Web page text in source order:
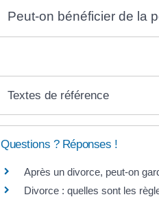
Peut-on bénéficier de la
Textes de référence
Questions ? Réponses !
Après un divorce, peut-on
Divorce : quelles sont les